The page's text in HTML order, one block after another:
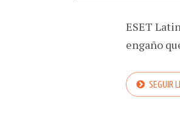
ESET
engaño
SEGUIR